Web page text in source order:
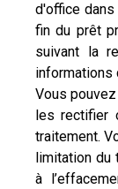
d'office dans
fin du prêt
suivant la
informations
Vous
les rectifier
traitement.
limitation du
à